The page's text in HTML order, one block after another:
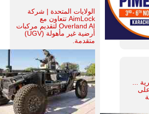
...
الولايات المتحدة | شركة
AimLock تتعاون مع
Overland AI لتقديم مركبات
أرضية غير مأهولة (UGV)
متقدمة.